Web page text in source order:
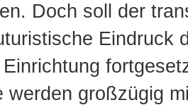
Doch soll der
Eindruck
werden großzügig